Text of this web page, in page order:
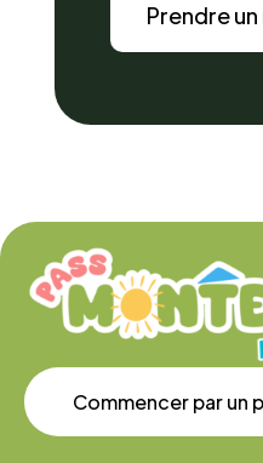
Prendre
Commencer par un